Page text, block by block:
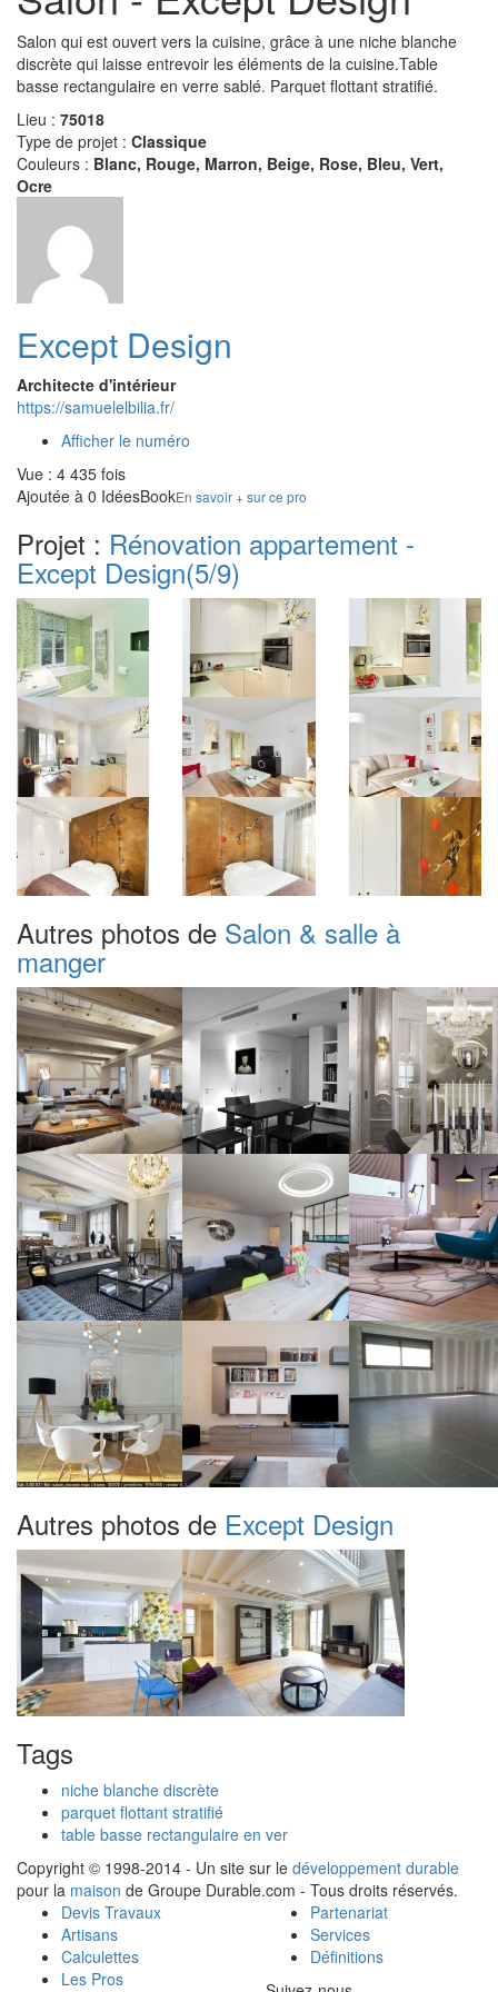
Salon qui est ouvert vers la cuisine, grâce à une niche blanche
discrète qui laisse entrevoir les éléments de la cuisine.Table
basse rectangulaire en verre sablé. Parquet flottant stratifié.
Lieu : 75018
Type de projet : Classique
Couleurs : Blanc, Rouge, Marron, Beige, Rose, Bleu, Vert,
Ocre
Except Design
Architecte d'intérieur
https://samuelelbilia.fr/
Afficher le numéro
Vue : 4 435 fois
Ajoutée à 0 IdéesBookEn savoir + sur ce pro
Projet : Rénovation appartement -
Except Design(5/9)
Autres photos de Salon & salle à
manger
Autres photos de Except Design
Tags
niche blanche discrète
parquet flottant stratifié
table basse rectangulaire en ver
Copyright © 1998-2014 - Un site sur le développement durable
pour la maison de Groupe Durable.com - Tous droits réservés.
Devis Travaux
Artisans
Calculettes
Les Pros
Partenariat
Services
Définitions